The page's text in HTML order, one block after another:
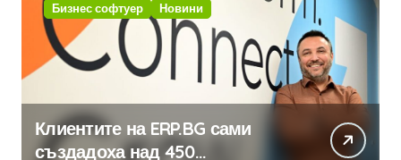
Бизнес софтуер Новини
Клиентите на ERP.BG сами
създадоха над 450